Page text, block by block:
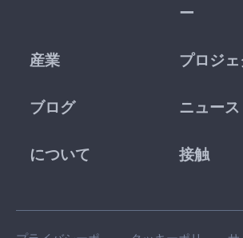
ー
産業 プロジェ
ブログ ニュース
について 接触